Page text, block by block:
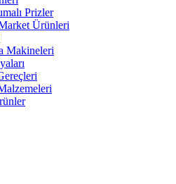
Prizler
Ürünleri
Makineleri